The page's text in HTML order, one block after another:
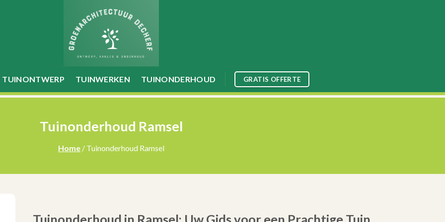
TUINONTWERP TUINWERKEN TUINONDERHOUD GRATIS OFFERTE
Tuinonderhoud Ramsel
Home / Tuinonderhoud Ramsel
Tuinonderhoud in Ramsel: Uw Gids voor een Prachtige Tuin